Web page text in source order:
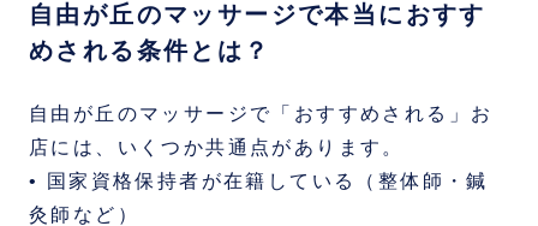
自由が丘のマッサージで本当におすす
めされる条件とは？
自由が丘のマッサージで「おすすめされる」お
店には、いくつか共通点があります。
• 国家資格保持者が在籍している（整体師・鍼
灸師など）